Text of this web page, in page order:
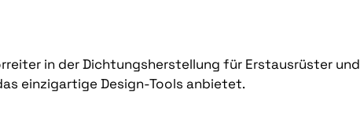
in der Dichtungsherstellung für Erstausrüster und
einzigartige Design-Tools anbietet.